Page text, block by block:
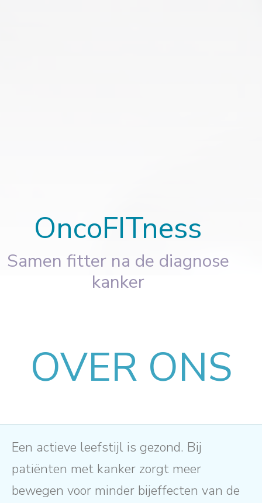
OncoFITness
Samen fitter na de diagnose
kanker
OVER ONS
Een actieve leefstijl is gezond. Bij
patiënten met kanker zorgt meer
bewegen voor minder bijeffecten van de